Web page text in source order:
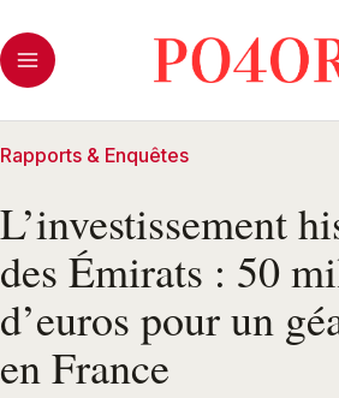
Rapports & Enquêtes
L’investissement
des Émirats : 50
d’euros pour un
en France